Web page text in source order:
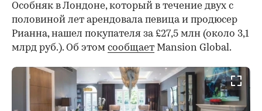
Особняк в Лондоне, который в течение двух с
половиной лет арендовала певица и продюсер
Рианна, нашел покупателя за £27,5 млн (около 3,1
млрд руб.). Об этом сообщает Mansion Global.